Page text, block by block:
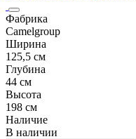
Фабрика
Camelgroup
Ширина
125,5 см
Глубина
44 см
Высота
198 см
Наличие
В наличии